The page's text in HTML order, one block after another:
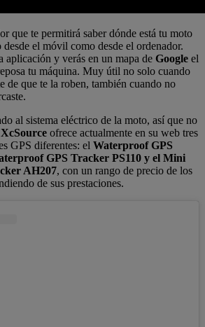
que te permitirá saber dónde está tu moto
el móvil como desde el ordenador.
aplicación y verás en un mapa de Google el
tu máquina. Muy útil no solo cuando
de que te la roben, también cuando no
al sistema eléctrico de la moto, así que no
XcSource ofrece actualmente en su web tres
GPS diferentes: el Waterproof GPS
GPS Tracker PS110 y el Mini
AH207, con un rango de precio de los
de sus prestaciones.